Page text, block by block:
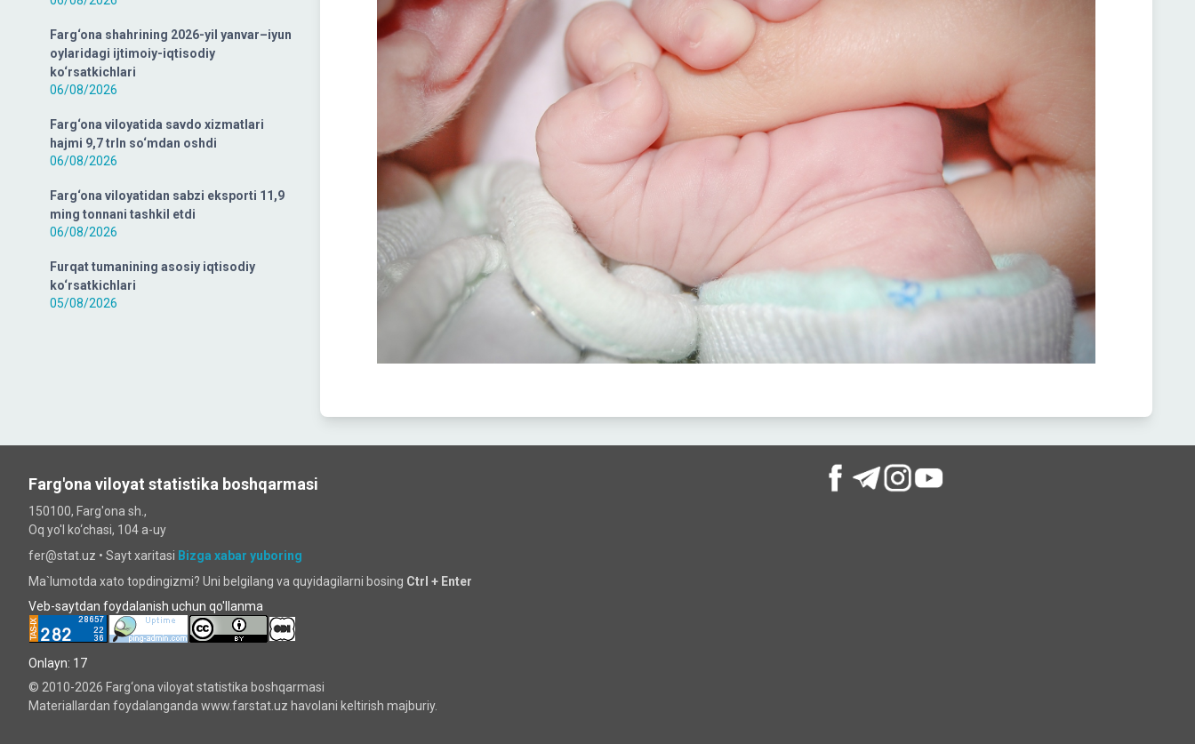
Farg‘ona shahrining 2026-yil yanvar–iyun
oylaridagi ijtimoiy-iqtisodiy
ko‘rsatkichlari
06/08/2026
Farg‘ona viloyatida savdo xizmatlari
hajmi 9,7 trln so‘mdan oshdi
06/08/2026
Farg‘ona viloyatidan sabzi eksporti 11,9
ming tonnani tashkil etdi
06/08/2026
Furqat tumanining asosiy iqtisodiy
ko‘rsatkichlari
05/08/2026
Farg'ona viloyat statistika boshqarmasi
150100, Farg'ona sh.,
Oq yo'l ko‘chаsi, 104 a-uy
fer@stat.uz • Sayt xaritasi Bizga xabar yuboring
Ma`lumotda xato topdingizmi? Uni belgilang va quyidagilarni bosing Ctrl + Enter
Veb-saytdan foydalanish uchun qo'llanma
Onlayn: 17
© 2010-2026 Farg‘ona viloyat statistika boshqarmasi
Materiallardan foydalanganda www.farstat.uz havolani keltirish majburiy.